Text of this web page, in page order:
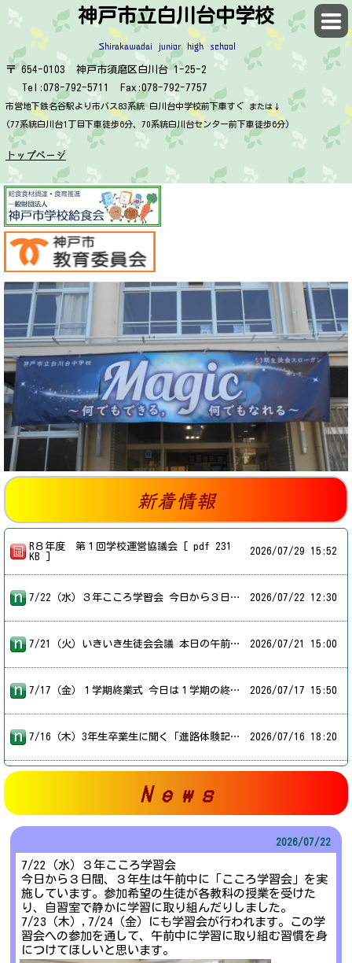
神戸市立白川台中学校
Shirakawadai junior high school
〒 654-0103 神戸市須磨区白川台 1-25-2
Tel:078-792-5711 Fax:078-792-7757
市営地下鉄名谷駅より市バス83系統 白川台中学校前下車すぐ または↓
(77系統白川台1丁目下車徒歩6分、70系統白川台センター前下車徒歩6分)
トップページ
新着情報
R８年度 第１回学校運営協議会 [ pdf 231
KB ]
2026/07/29 15:52
7/22（水）３年こころ学習会 今日から３日間、３年生は午前中に「こころ学習会」を実施しています。参加希望の生徒が各教科の授業を受けたり、自習室で静かに学習に取り組んだりしました。7/23（木）,7/24（金）にも学習会が行われます。この学習会への参加を通して、午前中に学習に取り組む習慣を身につけてほしいと思います。 2026/07/22 12:30
7/21（火）いきいき生徒会会議 本日の午前中に、「いきいき生徒会会議」が行われました。神戸市立の各中学校の生徒会執行部メンバーが参加して毎年行われる会議で、１０班に分かれて他校との情報交換や話し合いを行いました。対面で会議に参加する学校と、オンラインで会議に参加する学校がありました。白川台中学校はオンライン参加をしました。自校の取り組みの紹介と他校の取り組みに対する質問などをして、２学期以降の各校の生徒会活動の活発化のアイデアを出し合いました。白川台中学校の代表として会議に参加した生徒会執行部の皆さん、ご苦労様でした。 2026/07/21 15:00
7/17（金）１学期終業式 今日は１学期の終業式が行われました。３学年とも時間を守って集合し、式典にふさわしい雰囲気を作ることができました。終業式に先立って、各学年・生徒会代表生徒の言葉、表彰伝達、離任されるALTの先生からのあいさつなどがありました。終業式では、校長先生から「自律と自立」の話や、「早起き・早寝」の話がありました。その後、各学年ごとに学年集会やHRが行われました。明日からは長い夏休みが始まります。「自律」の心を忘れず、安心・安全で健康な夏休みを過ごしてほしいと思います。８月２７日（木）が夏季授業日１日目となっています。再び生徒の皆さんの元気な顔を見ることを楽しみにしています。 2026/07/17 15:50
7/16（木）3年生卒業生に聞く「進路体験記」 ３年生は今日の５，６校時に卒業生５名に来校してもらい、「先輩に聞く進路体験記」として進路学習を行いました。５３回生の先輩から、受験を迎えたこの時季にどのような準備を進めたのか、今後進路選択をするに当たってどんなことに気をつけたらよいのかなど、とてもためになる話を聞くことができました。また、時間の使い方や健康管理、気持ちの高め方についての具体的なアドバイスをいただいたり、３年生からの質問に答えてもらったりもしました。今回の進路学習を参考にして、夏休みの時間を有効に使い、進路選択に向けてさらに力をつけていけるよう、各自で頑張ってほしいと思います。体験記を話しに来てくれた卒業生の皆さん、ありがとうございました。 2026/07/16 18:20
N e w s
2026/07/22
7/22（水）３年こころ学習会
今日から３日間、３年生は午前中に「こころ学習会」を実
施しています。参加希望の生徒が各教科の授業を受けた
り、自習室で静かに学習に取り組んだりしました。
7/23（木）,7/24（金）にも学習会が行われます。この学
習会への参加を通して、午前中に学習に取り組む習慣を身
につけてほしいと思います。